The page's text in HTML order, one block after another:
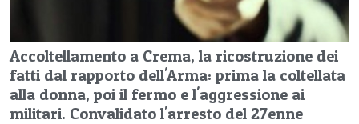
Accoltellamento a Crema, la ricostruzione dei
fatti dal rapporto dell'Arma: prima la coltellata
alla donna, poi il fermo e l'aggressione ai
militari. Convalidato l'arresto del 27enne